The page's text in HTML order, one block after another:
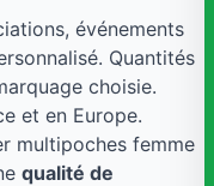
événements
Quantités
choisie.
et en Europe.
multipoches femme
qualité de